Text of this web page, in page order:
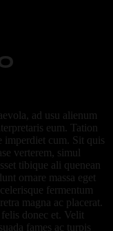
ad usu alienum
eum. Tation
imperdiet cum. Sit quis
verterem, simul
tibique ali quenean
ornare massa eget
fermentum
magna ac placerat.
donec et. Velit
fames ac turpis